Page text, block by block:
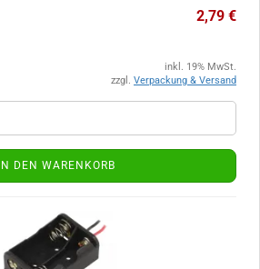
2,79 €
inkl. 19% MwSt.
zzgl. Verpackung & Versand
IN DEN WARENKORB